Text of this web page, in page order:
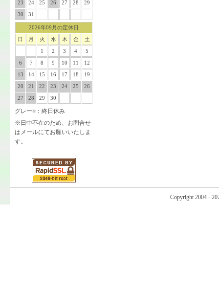
23
24 25 26 27 28
29
30
31
2026年09月の定休日
日
月 火 水 木 金
土
1
2 3 4
5
6
7 8 9 10 11
12
13
14 15 16 17 18
19
20
21 22 23 24 25
26
27
28 29 30
グレー■ ：終日休み
※日中不在のため、お問合せ
はメールにてお願いいたしま
す。
Copyright 2004 -